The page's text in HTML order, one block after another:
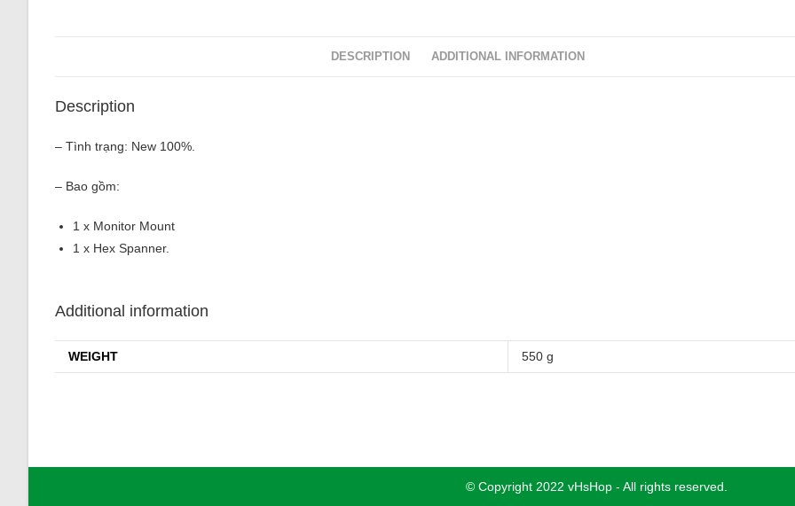
DESCRIPTION ADDITIONAL INFORMATION
Description
– Tình trạng: New 100%.
– Bao gồm:
1 x Monitor Mount
1 x Hex Spanner.
Additional information
WEIGHT 550 g
© Copyright 2022 vHsHop - All rights reserved.